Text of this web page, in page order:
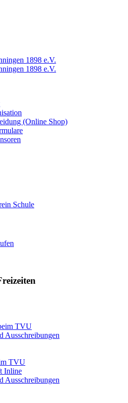
(Online Shop)
Schule
TVU
Ausschreibungen
TVU
Inline
Ausschreibungen